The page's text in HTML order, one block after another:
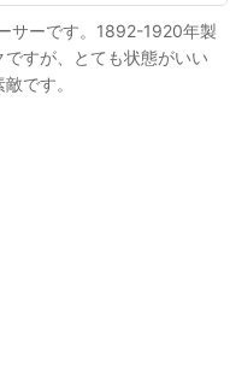
サーです。1892-1920年製
すが、とても状態がいい
です。